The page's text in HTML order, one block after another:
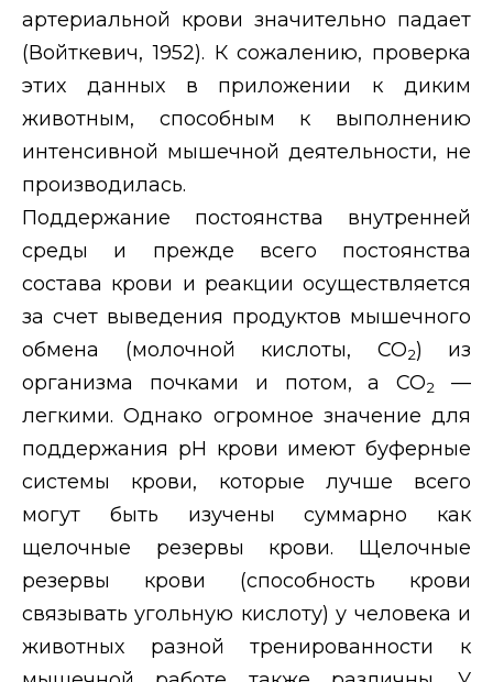
артериальной крови значительно падает
(Войткевич, 1952). К сожалению, проверка
этих данных в приложении к диким
животным, способным к выполнению
интенсивной мышечной деятельности, не
производилась.
Поддержание постоянства внутренней
среды и прежде всего постоянства
состава крови и реакции осуществляется
за счет выведения продуктов мышечного
обмена (молочной кислоты, СО2) из
организма почками и потом, а СО2
—
легкими. Однако огромное значение для
поддержания рН крови имеют буферные
системы крови, которые лучше всего
могут быть изучены суммарно как
щелочные резервы крови. Щелочные
резервы крови (способность крови
связывать угольную кислоту) у человека и
животных разной тренированности к